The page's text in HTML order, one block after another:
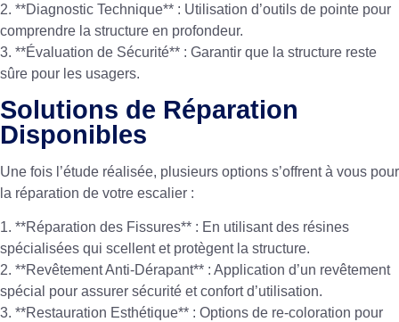
2. **Diagnostic Technique** : Utilisation d’outils de pointe pour
comprendre la structure en profondeur.
3. **Évaluation de Sécurité** : Garantir que la structure reste
sûre pour les usagers.
Solutions de Réparation
Disponibles
Une fois l’étude réalisée, plusieurs options s’offrent à vous pour
la réparation de votre escalier :
1. **Réparation des Fissures** : En utilisant des résines
spécialisées qui scellent et protègent la structure.
2. **Revêtement Anti-Dérapant** : Application d’un revêtement
spécial pour assurer sécurité et confort d’utilisation.
3. **Restauration Esthétique** : Options de re-coloration pour